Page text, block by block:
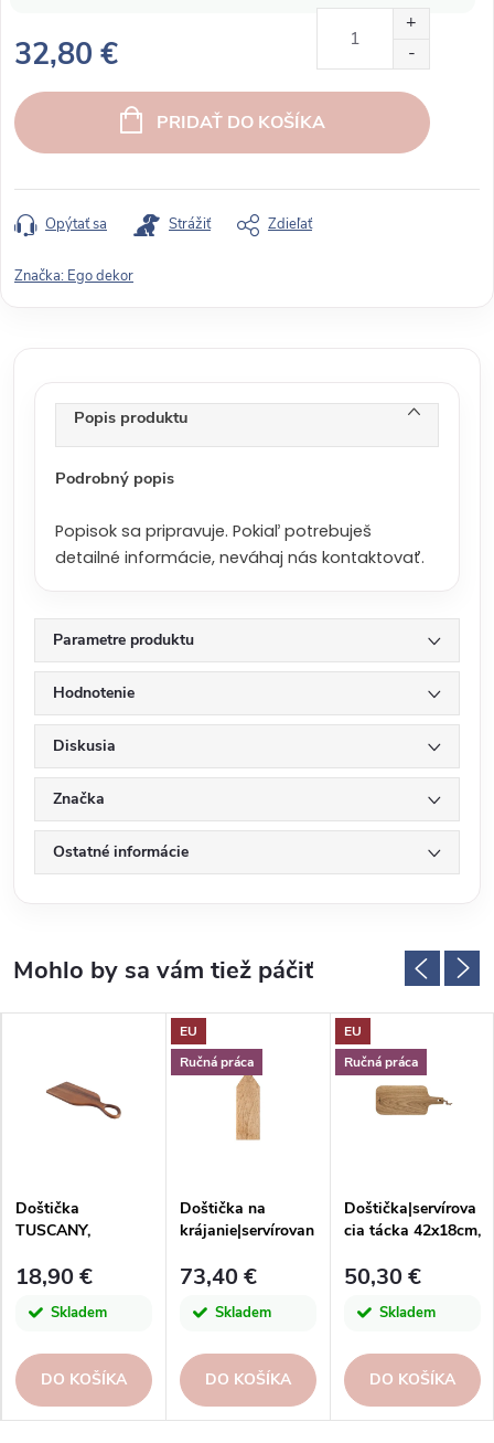
32,80 €
e
d
o
t
o
PRIDAŤ DO KOŠÍKA
Opýtať sa Strážiť Zdieľať
Značka: Ego dekor
Popis produktu
Podrobný popis
Popisok sa pripravuje. Pokiaľ potrebuješ
detailné informácie, neváhaj nás kontaktovať.
Parametre produktu
Hodnotenie
Diskusia
Značka
Ostatné informácie
Doštička
TUSCANY,
agát|T&G
18,90 €
Skladem
DO KOŠÍKA
EU
Ručná práca
Doštička na
krájanie|servírovan
PLANO, Oak
73,40 €
Skladem
DO KOŠÍKA
EU
Ručná práca
Doštička|servírova
cia tácka 42x18cm,
dub|prírodná|Casaf
50,30 €
Skladem
DO KOŠÍKA